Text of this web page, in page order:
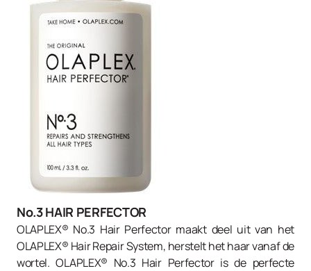
No.3 HAIR PERFECTOR
OLAPLEX® No.3 Hair Perfector maakt deel uit van het
OLAPLEX® Hair Repair System, herstelt het haar vanaf de
wortel. OLAPLEX® No.3 Hair Perfector is de perfecte